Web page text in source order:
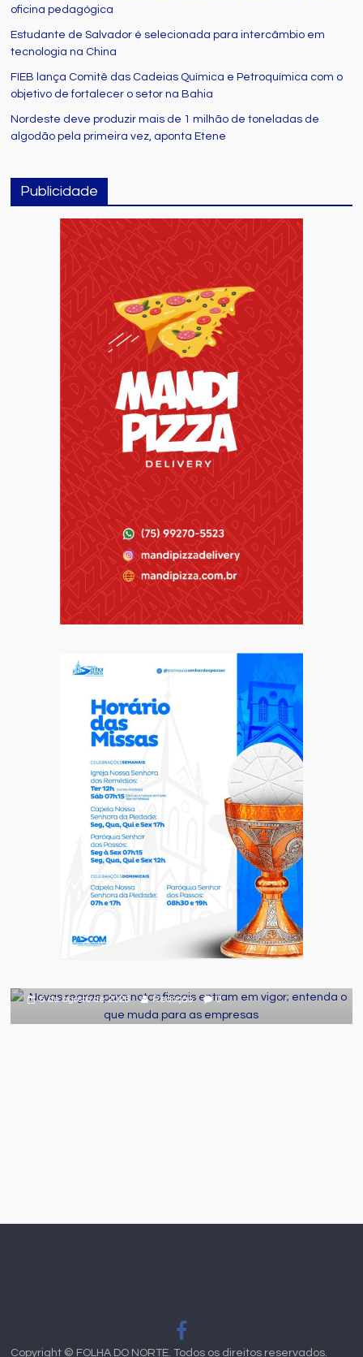
oficina pedagógica
Estudante de Salvador é selecionada para intercâmbio em
tecnologia na China
FIEB lança Comitê das Cadeias Química e Petroquímica com o
objetivo de fortalecer o setor na Bahia
Nordeste deve produzir mais de 1 milhão de toneladas de
algodão pela primeira vez, aponta Etene
Publicidade
Novas regras para notas fiscais entram
em vigor; entenda o que muda para as
6 de agosto de 2026 Redação 0
Copyright © FOLHA DO NORTE. Todos os direitos reservados.